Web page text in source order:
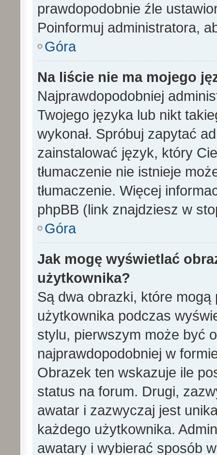
prawdopodobnie źle
Poinformuj administratora,
Góra
Na liście nie ma mojego
Najprawdopodobniej
Twojego języka lub nikt
wykonał. Spróbuj zapytać
zainstalować język, który
tłumaczenie nie istnieje
tłumaczenie. Więcej
phpBB (link znajdziesz w
Góra
Jak mogę wyświetlać
użytkownika?
Są dwa obrazki, które
użytkownika podczas
stylu, pierwszym może być
najprawdopodobniej w
Obrazek ten wskazuje ile
status na forum. Drugi,
awatar i zazwyczaj jest
każdego użytkownika.
awatary i wybierać sposób